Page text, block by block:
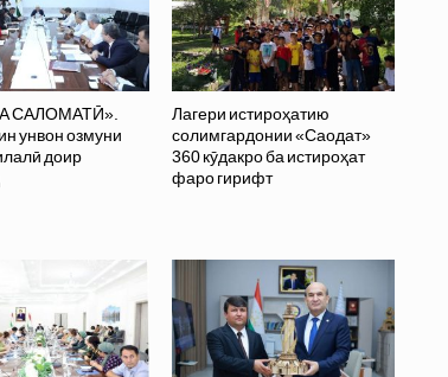
САЛОМАТӢ».
унвон озмуни
доир
Лагери истироҳатию
солимгардонии «Саодат»
360 кӯдакро ба истироҳат
фаро гирифт